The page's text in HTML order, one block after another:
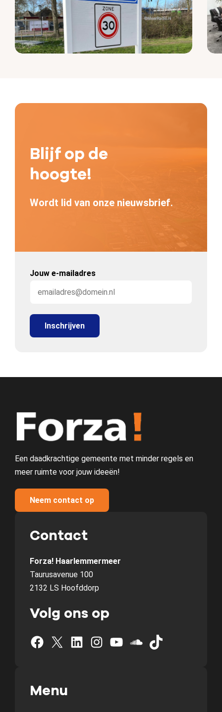
Blijf op de
hoogte!
Wordt lid van onze nieuwsbrief.
Jouw e-mailadres
Een daadkrachtige gemeente met minder regels en
meer ruimte voor jouw ideeën!
Neem contact op
Contact
Forza! Haarlemmermeer
Taurusavenue 100
2132 LS Hoofddorp
Volg ons op
Facebook X LinkedIn Instagram YouTube SoundCloud TikTok
Menu